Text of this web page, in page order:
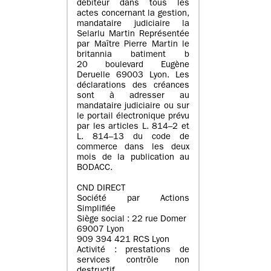
débiteur dans tous les
actes concernant la gestion,
mandataire judiciaire la
Selarlu Martin Représentée
par Maître Pierre Martin le
britannia batiment b
20 boulevard Eugène
Deruelle 69003 Lyon. Les
déclarations des créances
sont à adresser au
mandataire judiciaire ou sur
le portail électronique prévu
par les articles L. 814–2 et
L. 814–13 du code de
commerce dans les deux
mois de la publication au
BODACC.
CND DIRECT
Société par Actions
Simplifiée
Siège social : 22 rue Domer
69007 Lyon
909 394 421 RCS Lyon
Activité : prestations de
services contrôle non